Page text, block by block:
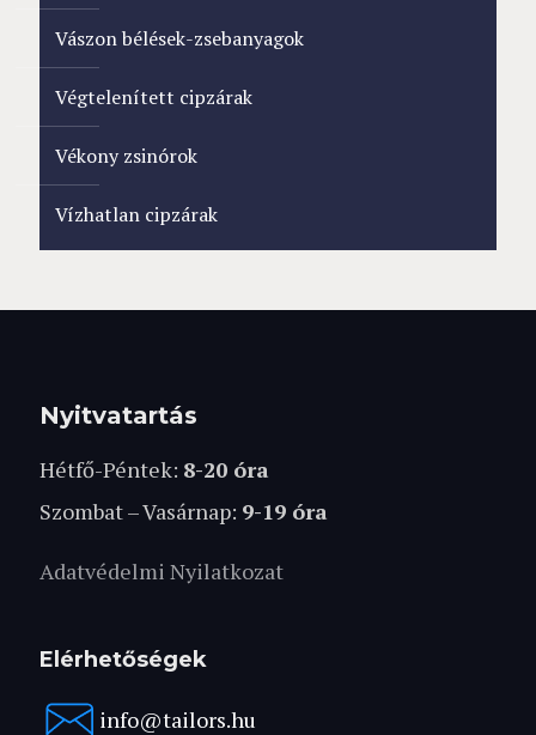
Vászon bélések-zsebanyagok
Végtelenített cipzárak
Vékony zsinórok
Vízhatlan cipzárak
Nyitvatartás
Hétfő-Péntek: 8-20 óra
Szombat – Vasárnap: 9-19 óra
Adatvédelmi Nyilatkozat
Elérhetőségek
info@tailors.hu